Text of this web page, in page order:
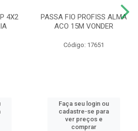
4X2
PASSA FIO PROFISS ALMA
ACO 15M VONDER
Código: 17651
Faça seu login ou
cadastre-se para
ver preços e
comprar